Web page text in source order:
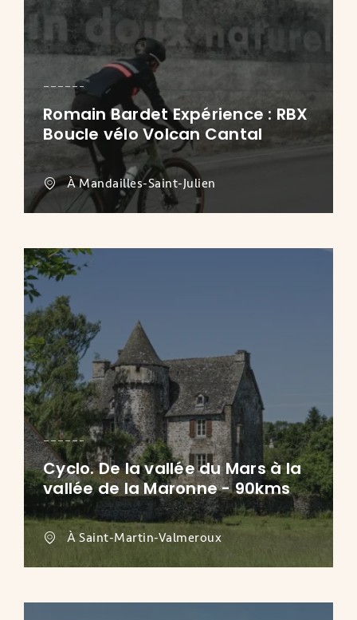
Romain Bardet Expérience : RBX
Boucle vélo Volcan Cantal
À Mandailles-Saint-Julien
Cyclo. De la vallée du Mars à la
vallée de la Maronne - 90kms
À Saint-Martin-Valmeroux